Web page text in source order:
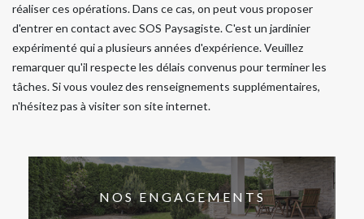
réaliser ces opérations. Dans ce cas, on peut vous proposer
d'entrer en contact avec SOS Paysagiste. C'est un jardinier
expérimenté qui a plusieurs années d'expérience. Veuillez
remarquer qu'il respecte les délais convenus pour terminer les
tâches. Si vous voulez des renseignements supplémentaires,
n'hésitez pas à visiter son site internet.
NOS ENGAGEMENTS